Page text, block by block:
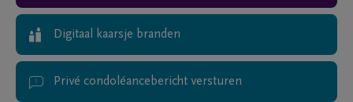
Digitaal kaarsje branden
Privé condoléancebericht versturen